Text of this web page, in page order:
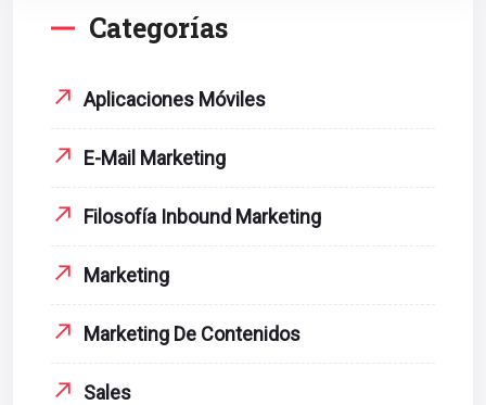
Categorías
Aplicaciones Móviles
E-Mail Marketing
Filosofía Inbound Marketing
Marketing
Marketing De Contenidos
Sales